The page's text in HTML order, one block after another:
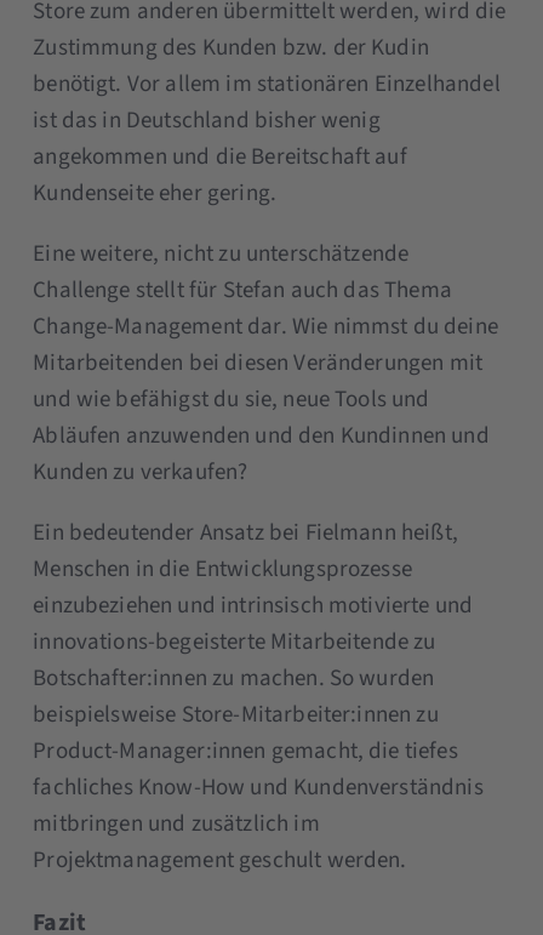
Store zum anderen übermittelt werden, wird die
Zustimmung des Kunden bzw. der Kudin
benötigt. Vor allem im stationären Einzelhandel
ist das in Deutschland bisher wenig
angekommen und die Bereitschaft auf
Kundenseite eher gering.
Eine weitere, nicht zu unterschätzende
Challenge stellt für Stefan auch das Thema
Change-Management dar. Wie nimmst du deine
Mitarbeitenden bei diesen Veränderungen mit
und wie befähigst du sie, neue Tools und
Abläufen anzuwenden und den Kundinnen und
Kunden zu verkaufen?
Ein bedeutender Ansatz bei Fielmann heißt,
Menschen in die Entwicklungsprozesse
einzubeziehen und intrinsisch motivierte und
innovations-begeisterte Mitarbeitende zu
Botschafter:innen zu machen. So wurden
beispielsweise Store-Mitarbeiter:innen zu
Product-Manager:innen gemacht, die tiefes
fachliches Know-How und Kundenverständnis
mitbringen und zusätzlich im
Projektmanagement geschult werden.
Fazit